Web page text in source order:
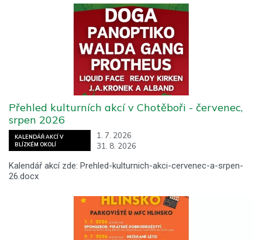
KALENDÁŘ AKCÍ V
BLÍZKÉM OKOLÍ
1. 7. 2026
31. 8. 2026
Přehled kulturních akcí v Chotěboři - červenec,
srpen 2026
Kalendář akcí zde: Prehled-kulturnich-akci-cervenec-a-srpen-
26.docx